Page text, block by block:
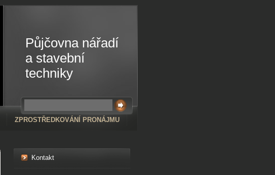
Půjčovna nářadí
a stavební
techniky
ZPROSTŘEDKOVÁNÍ PRONÁJMU
Kontakt